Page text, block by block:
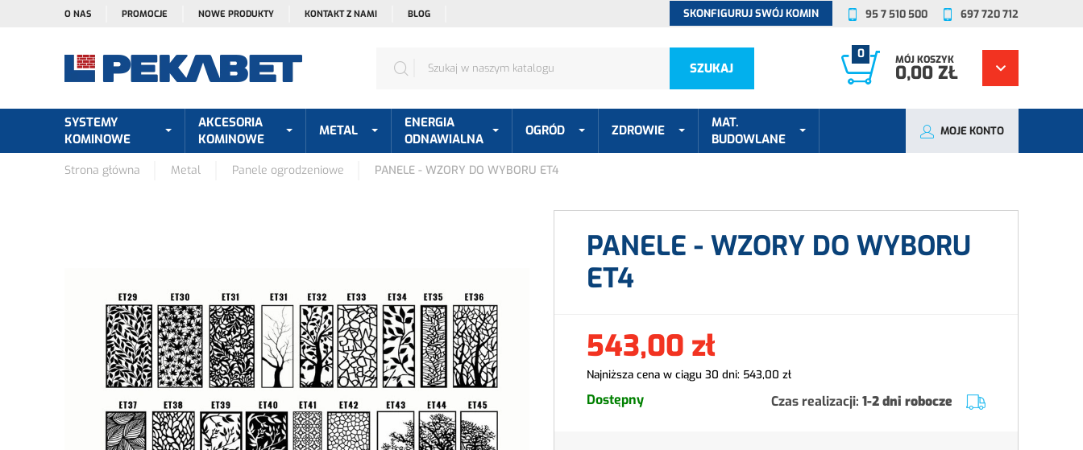
O NAS PROMOCJE NOWE PRODUKTY KONTAKT Z NAMI BLOG SKONFIGURUJ SWÓJ KOMIN 95 7 510 500 697 720 712
SZUKAJ
0 MÓJ KOSZYK
0,00 ZŁ
SYSTEMY
KOMINOWE
AKCESORIA
KOMINOWE
METAL
ENERGIA
ODNAWIALNA
OGRÓD ZDROWIE
MAT.
BUDOWLANE
MOJE KONTO
Strona główna Metal Panele ogrodzeniowe PANELE - WZORY DO WYBORU ET4
PANELE - WZORY DO WYBORU
ET4
543,00 zł
Najniższa cena w ciągu 30 dni: 543,00 zł
Dostępny Czas realizacji: 1-2 dni robocze